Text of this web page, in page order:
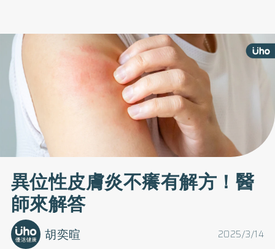
異位性皮膚炎不癢有解方！醫
師來解答
2025/3/14
胡奕暄